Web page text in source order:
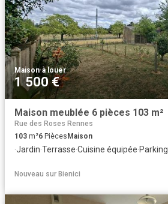
Maison·à louer
1 500 €
Maison meublée 6 pièces 103 m²
Rue des Roses Rennes
103 m²6 Pièces Maison
·Jardin·Terrasse·Cuisine équipée·Parking
Nouveau sur Bienici